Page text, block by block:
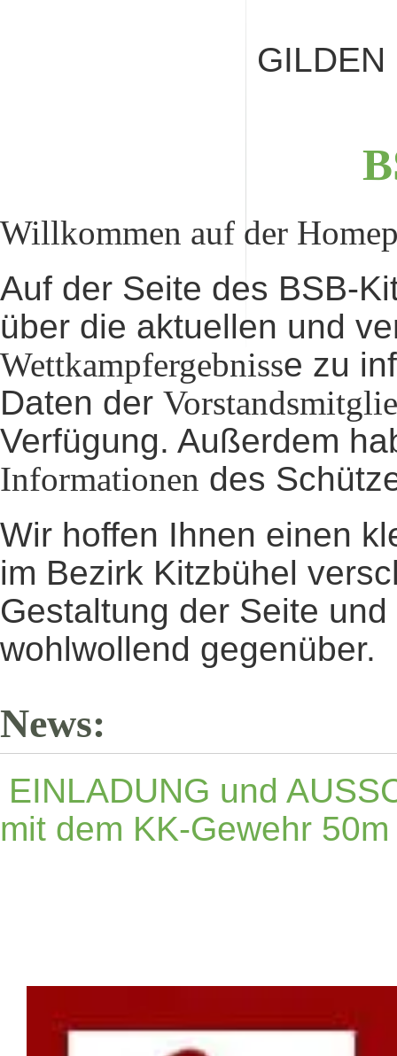
GILDEN
Willkommen auf der
Auf der Seite des BSB-
über die aktuellen und
Wettkampfergebnisse zu
Daten der
Verfügung. Außerdem
Informationen des
Wir hoffen Ihnen einen
im Bezirk Kitzbühel
Gestaltung der Seite
wohlwollend gegenüber.
News:
EINLADUNG und
mit dem KK-Gewehr